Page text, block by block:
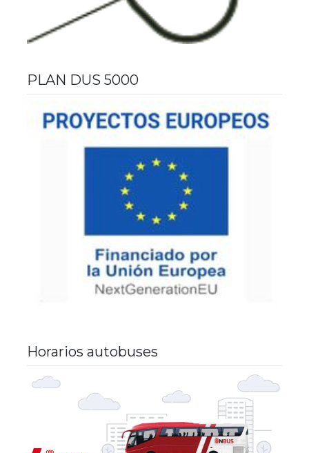
PLAN DUS 5000
Horarios autobuses